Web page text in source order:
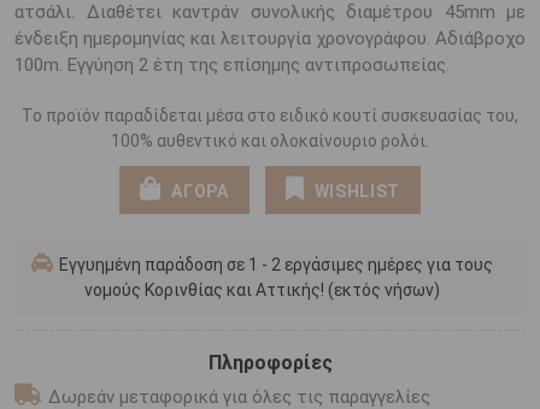
ατσάλι. Διαθέτει καντράν συνολικής διαμέτρου 45mm με
ένδειξη ημερομηνίας και λειτουργία χρονογράφου. Αδιάβροχο
100m. Εγγύηση 2 έτη της επίσημης αντιπροσωπείας.
Το προϊόν παραδίδεται μέσα στο ειδικό κουτί συσκευασίας του,
100% αυθεντικό και ολοκαίνουριο ρολόι.
ΑΓΟΡΑ WISHLIST
Εγγυημένη παράδοση σε 1 - 2 εργάσιμες ημέρες για τους
νομούς Κορινθίας και Αττικής! (εκτός νήσων)
Πληροφορίες
Δωρεάν μεταφορικά για όλες τις παραγγελίες